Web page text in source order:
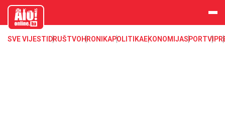
aloonline.b
SVE VIJESTI DRUŠTVOHRONIKAPOLITIKAEKONOMIJASPORTVIP